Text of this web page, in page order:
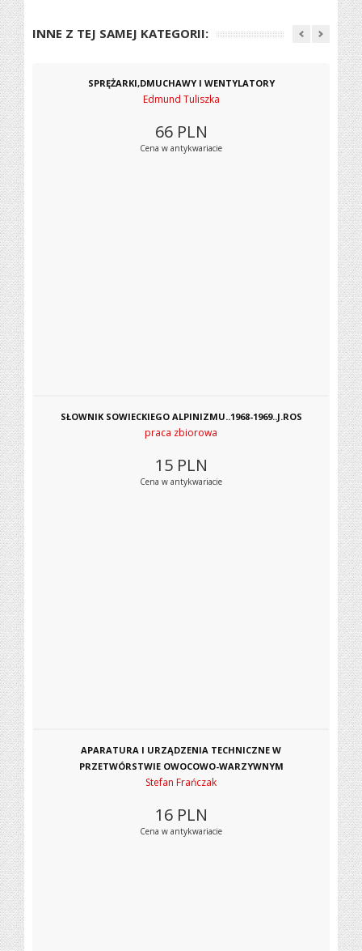
INNE Z TEJ SAMEJ KATEGORII:
SPRĘŻARKI,DMUCHAWY I WENTYLATORY
Edmund Tuliszka
66 PLN
Cena w antykwariacie
SŁOWNIK SOWIECKIEGO ALPINIZMU..1968-1969..J.ROS
praca zbiorowa
15 PLN
Cena w antykwariacie
APARATURA I URZĄDZENIA TECHNICZNE W
PRZETWÓRSTWIE OWOCOWO-WARZYWNYM
Stefan Frańczak
16 PLN
Cena w antykwariacie